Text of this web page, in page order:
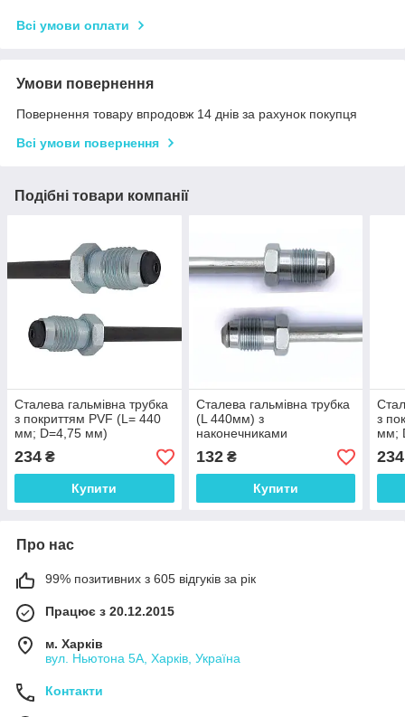
Всі умови оплати
Умови повернення
Повернення товару впродовж 14 днів за рахунок покупця
Всі умови повернення
Подібні товари компанії
Сталева гальмівна трубка
з покриттям PVF (L= 440
мм; D=4,75 мм)
універсальна з
наконечниками 105а/105а
- WP1091PVF
234 ₴
Купити
Сталева гальмівна трубка
(L 440мм) з
наконечниками
(105а/105а) - WP1091Zn
132₴
Купити
з
мм;
234
Про нас
99% позитивних з 605 відгуків за рік
Працює з 20.12.2015
м. Харків
вул. Ньютона 5А, Харків, Україна
Контакти